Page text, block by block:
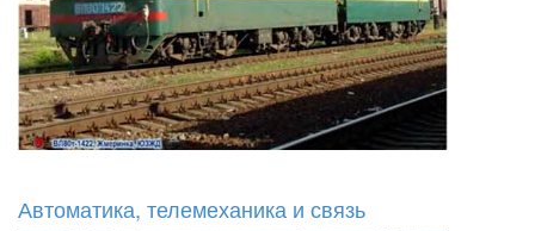
Автоматика, телемеханика и связь